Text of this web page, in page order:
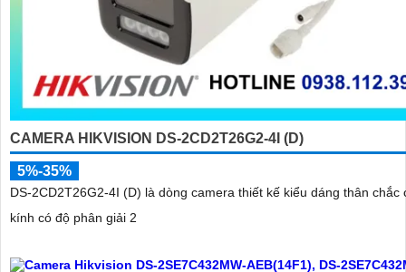
CAMERA HIKVISION DS-2CD2T26G2-4I (D)
5%-35%
DS-2CD2T26G2-4I (D) là dòng camera thiết kế kiểu dáng thân chắc
kính có độ phân giải 2